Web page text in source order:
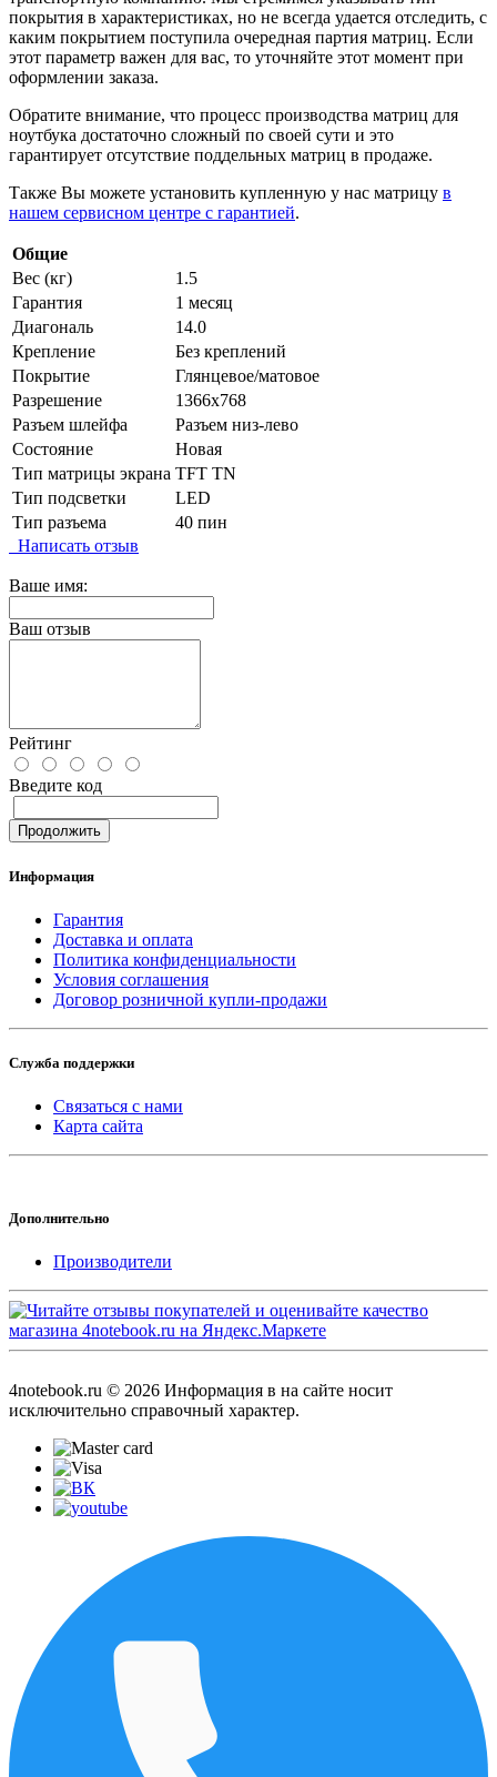
покрытия в характеристиках, но не всегда удается отследить, с
каким покрытием поступила очередная партия матриц. Если
этот параметр важен для вас, то уточняйте этот момент при
оформлении заказа.
Обратите внимание, что процесс производства матриц для
ноутбука достаточно сложный по своей сути и это
гарантирует отсутствие поддельных матриц в продаже.
Также Вы можете установить купленную у нас матрицу в
нашем сервисном центре с гарантией.
Общие
Вес (кг)
1.5
Гарантия
1 месяц
Диагональ
14.0
Крепление
Без креплений
Покрытие
Глянцевое/матовое
Разрешение
1366x768
Разъем шлейфа
Разъем низ-лево
Состояние
Новая
Тип матрицы экрана TFT TN
Тип подсветки
LED
Тип разъема
40 пин
Написать отзыв
Ваше имя:
Ваш отзыв
Рейтинг
Введите код
Продолжить
Информация
Гарантия
Доставка и оплата
Политика конфиденциальности
Условия соглашения
Договор розничной купли-продажи
Служба поддержки
Связаться с нами
Карта сайта
Дополнительно
Производители
4notebook.ru © 2026 Информация в на сайте носит
исключительно справочный характер.